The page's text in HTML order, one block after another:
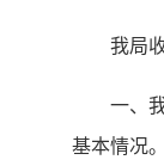
我局
一、
基本情况